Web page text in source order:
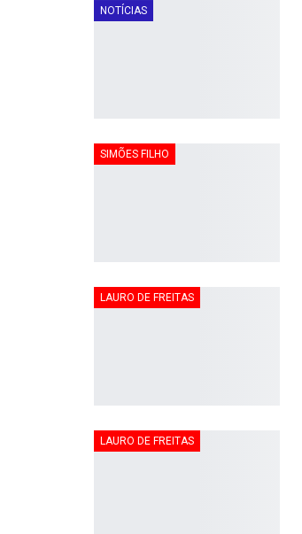
NOTÍCIAS
SIMÕES FILHO
LAURO DE FREITAS
LAURO DE FREITAS